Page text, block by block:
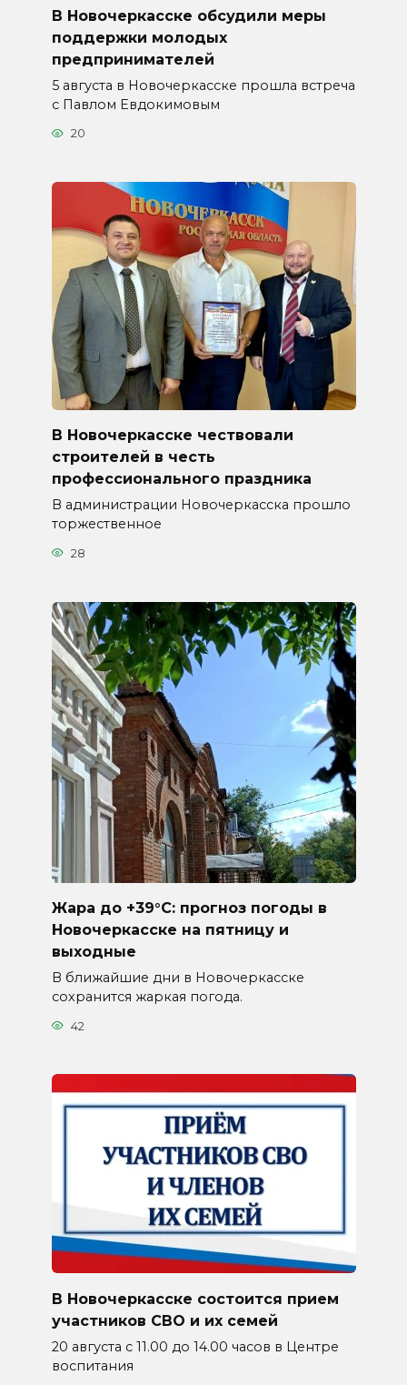
В Новочеркасске обсудили меры
поддержки молодых
предпринимателей
5 августа в Новочеркасске прошла встреча
с Павлом Евдокимовым
20
В Новочеркасске чествовали
строителей в честь
профессионального праздника
В администрации Новочеркасска прошло
торжественное
28
Жара до +39°C: прогноз погоды в
Новочеркасске на пятницу и
выходные
В ближайшие дни в Новочеркасске
сохранится жаркая погода.
42
В Новочеркасске состоится прием
участников СВО и их семей
20 августа с 11.00 до 14.00 часов в Центре
воспитания